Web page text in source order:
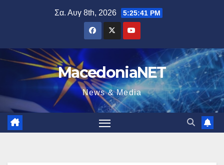
Σα. Αυγ 8th, 2026 5:25:42 PM
MacedoniaNET
News & Media